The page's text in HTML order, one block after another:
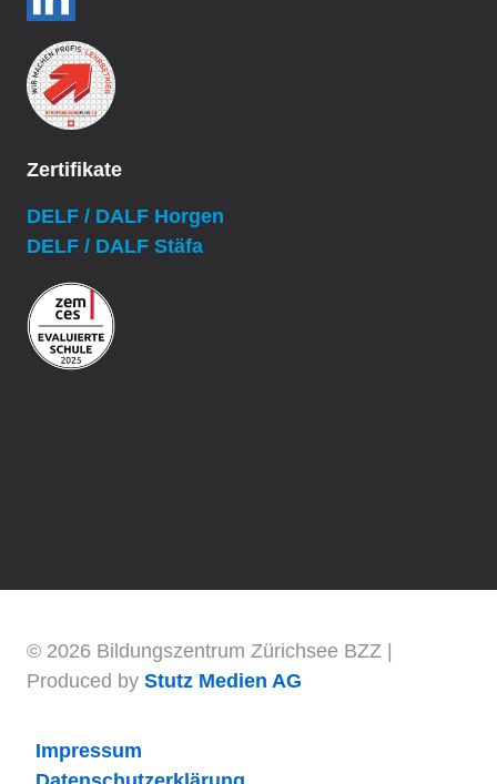
Zertifikate
DELF / DALF Horgen
DELF / DALF Stäfa
© 2026 Bildungszentrum Zürichsee BZZ |
Produced by Stutz Medien AG
Impressum